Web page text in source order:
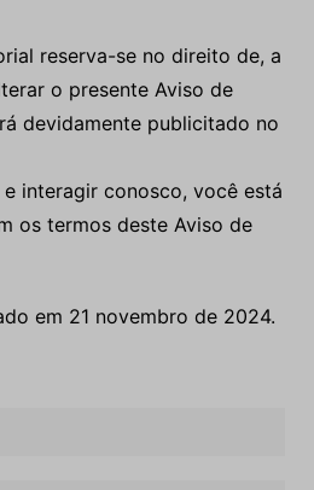
reserva-se no direito de, a
o presente Aviso de
devidamente publicitado no
interagir conosco, você está
os termos deste Aviso de
em 21 novembro de 2024.